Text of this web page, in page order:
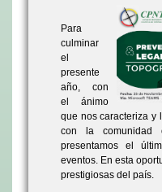
Para
culminar
el
presente
año, con
el ánimo
que nos caracteriza y
con la comunidad
presentamos el
eventos. En esta
prestigiosas del país.